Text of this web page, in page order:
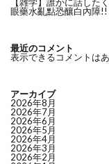
眼藥水亂點恐釀白內障
最近のコメント
表示できるコメントはあ
アーカイブ
2026年8月
2026年7月
2026年6月
2026年5月
2026年4月
2026年3月
2026年2月